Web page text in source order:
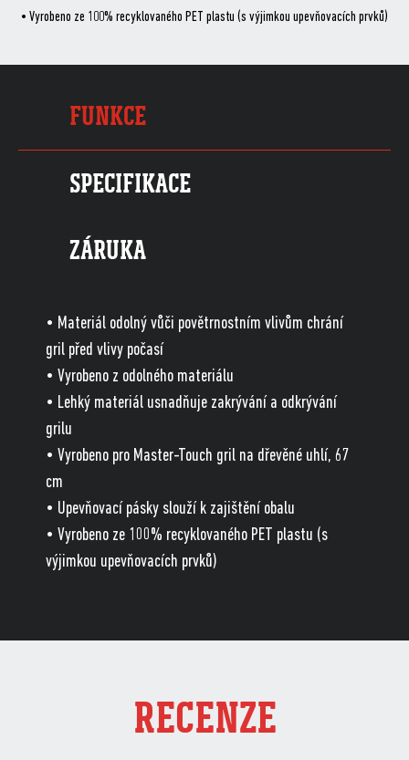
• Vyrobeno ze 100% recyklovaného PET plastu (s výjimkou upevňovacích prvků)
FUNKCE
SPECIFIKACE
ZÁRUKA
• Materiál odolný vůči povětrnostním vlivům chrání
gril před vlivy počasí
• Vyrobeno z odolného materiálu
• Lehký materiál usnadňuje zakrývání a odkrývání
grilu
• Vyrobeno pro Master-Touch gril na dřevěné uhlí, 67
cm
• Upevňovací pásky slouží k zajištění obalu
• Vyrobeno ze 100% recyklovaného PET plastu (s
výjimkou upevňovacích prvků)
RECENZE